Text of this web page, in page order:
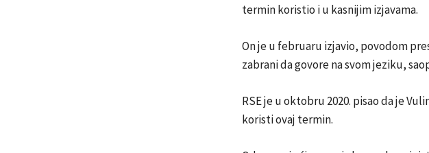
termin koristio i u kasnijim izjavama.
On je u februaru izjavio, povodom
zabrani da govore na svom jeziku,
RSE je u oktobru 2020. pisao da je
koristi ovaj termin.